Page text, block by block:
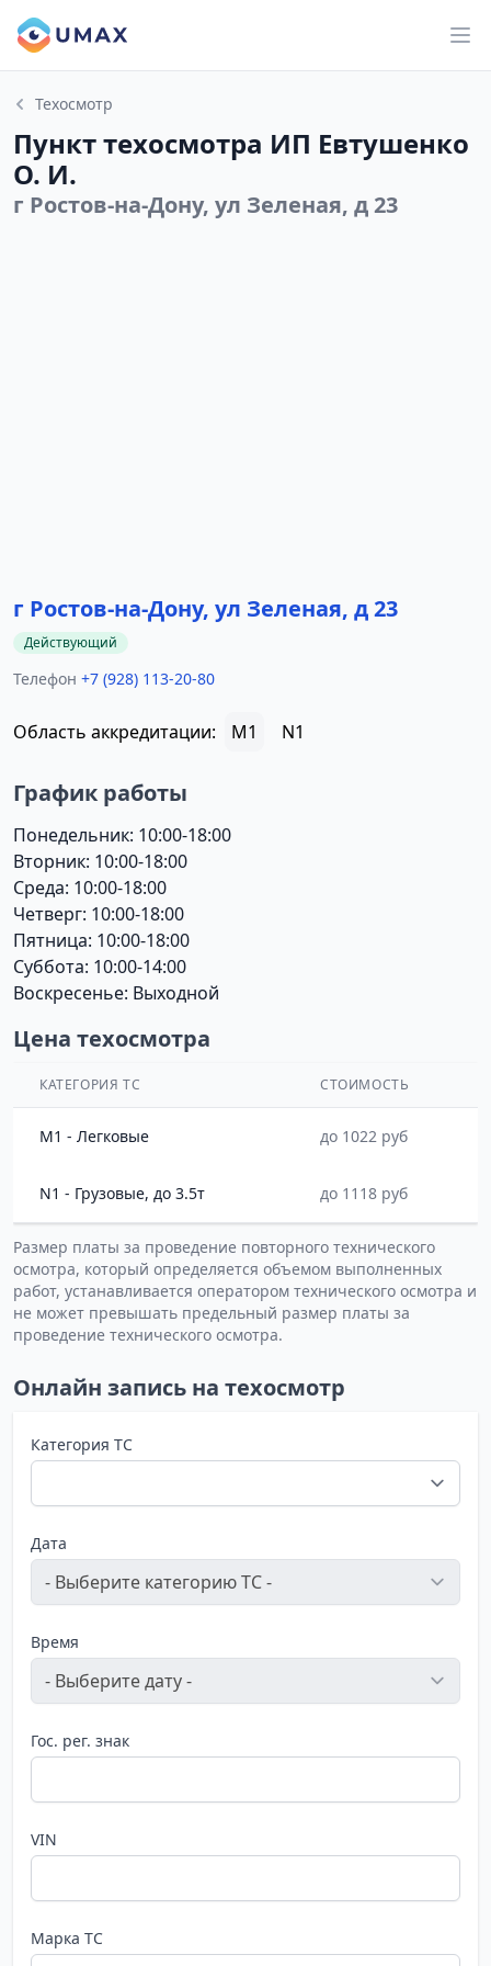
Техосмотр
Пункт техосмотра ИП Евтушенко
О. И.
г Ростов-на-Дону, ул Зеленая, д 23
г Ростов-на-Дону, ул Зеленая, д 23
Действующий
Телефон +7 (928) 113-20-80
Область аккредитации: M1 N1
График работы
Понедельник: 10:00-18:00
Вторник: 10:00-18:00
Среда: 10:00-18:00
Четверг: 10:00-18:00
Пятница: 10:00-18:00
Суббота: 10:00-14:00
Воскресенье: Выходной
Цена техосмотра
КАТЕГОРИЯ ТС СТОИМОСТЬ
M1 - Легковые до 1022 руб
N1 - Грузовые, до 3.5т до 1118 руб
Размер платы за проведение повторного технического
осмотра, который определяется объемом выполненных
работ, устанавливается оператором технического осмотра и
не может превышать предельный размер платы за
проведение технического осмотра.
Онлайн запись на техосмотр
Категория ТС
Дата
Время
Гос. рег. знак
VIN
Марка ТС